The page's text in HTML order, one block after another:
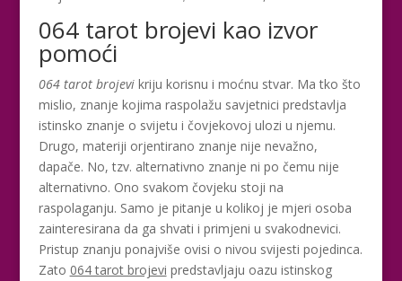
064 tarot brojevi kao izvor
pomoći
064 tarot brojevikriju korisnu i moćnu stvar. Ma tko što
mislio, znanje kojima raspolažu savjetnici predstavlja
istinsko znanje o svijetu i čovjekovoj ulozi u njemu.
Drugo, materiji orjentirano znanje nije nevažno,
dapače. No, tzv. alternativno znanje ni po čemu nije
alternativno. Ono svakom čovjeku stoji na
raspolaganju. Samo je pitanje u kolikoj je mjeri osoba
zainteresirana da ga shvati i primjeni u svakodnevici.
Pristup znanju ponajviše ovisi o nivou svijesti pojedinca.
Zato 064 tarot brojevi predstavljaju oazu istinskog